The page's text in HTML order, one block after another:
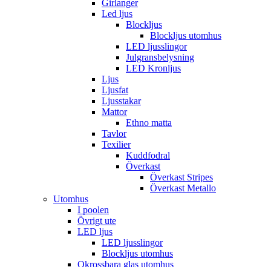
Girlanger
Led ljus
Blockljus
Blockljus utomhus
LED ljusslingor
Julgransbelysning
LED Kronljus
Ljus
Ljusfat
Ljusstakar
Mattor
Ethno matta
Tavlor
Texilier
Kuddfodral
Överkast
Överkast Stripes
Överkast Metallo
Utomhus
I poolen
Övrigt ute
LED ljus
LED ljusslingor
Blockljus utomhus
Okrossbara glas utomhus